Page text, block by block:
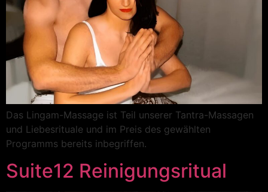
Das Lingam-Massage ist Teil unserer Tantra-Massagen
und Liebesrituale und im Preis des gewählten
Programms bereits inbegriffen.
Suite12 Reinigungsritual